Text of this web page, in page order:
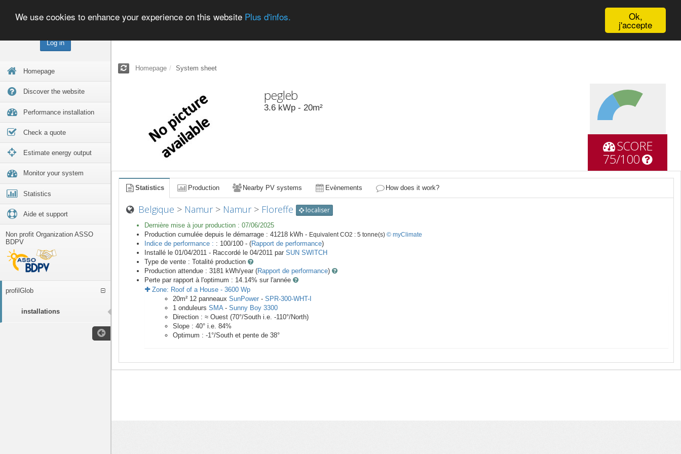
Log in
Homepage
Discover the website
Performance installation
Check a quote
Estimate energy output
Monitor your system
Statistics
Aide et support
Non profit Organization ASSO
BDPV
profilGlob
installations
Ok,
j'accepte
We use cookies to enhance your experience on this website Plus d'infos.
Homepage System sheet
pegleb
3.6 kWp - 20m²
SCORE
75/100
Statistics Production Nearby PV systems Evènements How does it work?
Belgique > Namur> Namur> Floreffe localiser
Dernière mise à jour production : 07/06/2025
Production cumulée depuis le démarrage : 41218 kWh - Equivalent CO2 : 5 tonne(s) © myClimate
Indice de performance : : 100/100 - (Rapport de performance)
Installé le 01/04/2011 - Raccordé le 04/2011 par SUN SWITCH
Type de vente : Totalité production
Production attendue : 3181 kWh/year (Rapport de performance)
Perte par rapport à l'optimum : 14.14% sur l'année
Zone: Roof of a House - 3600 Wp
20m² 12 panneaux SunPower - SPR-300-WHT-I
1 onduleurs SMA- Sunny Boy 3300
Direction : ≈ Ouest (70°/South i.e. -110°/North)
Slope : 40° i.e. 84%
Optimum : -1°/South et pente de 38°